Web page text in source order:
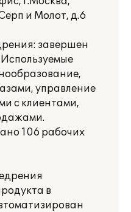
и Молот, д.6
завершен
управление
с клиентами,
106 рабочих
в